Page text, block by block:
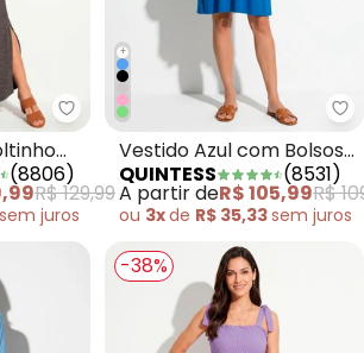
Quintess - Vestido Longo
(8806)
R$ 129,99
sem juros
+
Vestido Azul com Bolsos
e Mangas Curtas
QUINTESS (8531)
A partir deR$ 105,99R$
ou 3xde R$ 35,33sem juros
-38%